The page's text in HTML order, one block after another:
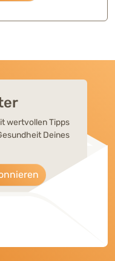
wertvollen Tipps
Deines